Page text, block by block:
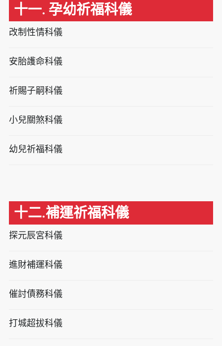
十一. 孕幼祈福科儀
改制性情科儀
安胎護命科儀
祈賜子嗣科儀
小兒關煞科儀
幼兒祈福科儀
十二.補運祈福科儀
探元辰宮科儀
進財補運科儀
催討債務科儀
打城超拔科儀